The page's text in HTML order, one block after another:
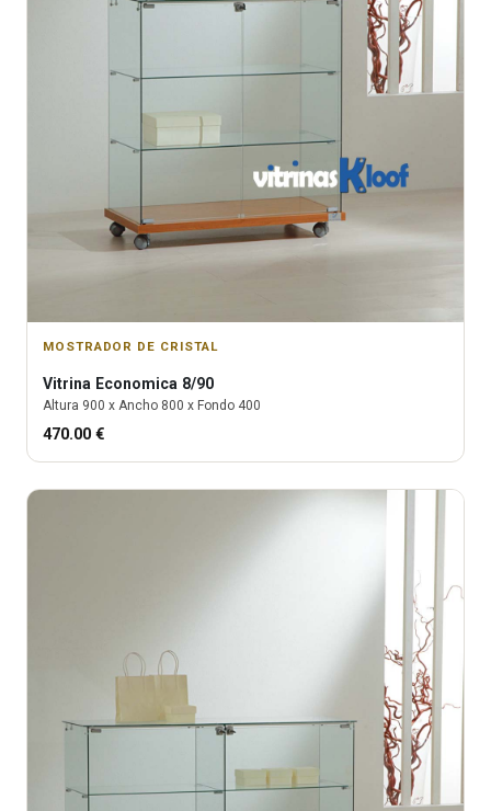
MOSTRADOR DE CRISTAL
Vitrina Economica 8/90
Altura 900 x Ancho 800 x Fondo 400
470.00 €